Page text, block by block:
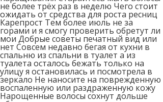
не более трёх раз в неделю Чего стоит
ожидать от средства для роста ресниц
Карепрост Тем более июль не за
горами и я смогу проверить обретут ли
мои Добрые советы печатный вид или
нет Совсем недавно бегая от кухни в
спальню из спальни в туалет а из
туалета осталось бежать только на
улицу я остановилась и посмотрела в
зеркало Не наносите на поврежденную
воспаленную или раздраженную кожу
Нарощенные волосы сохнут дольше